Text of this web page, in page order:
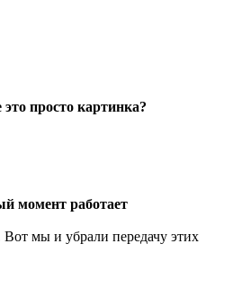
просто картинка?
момент работает
Вот мы и убрали передачу этих